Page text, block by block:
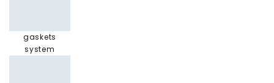
gaskets
system